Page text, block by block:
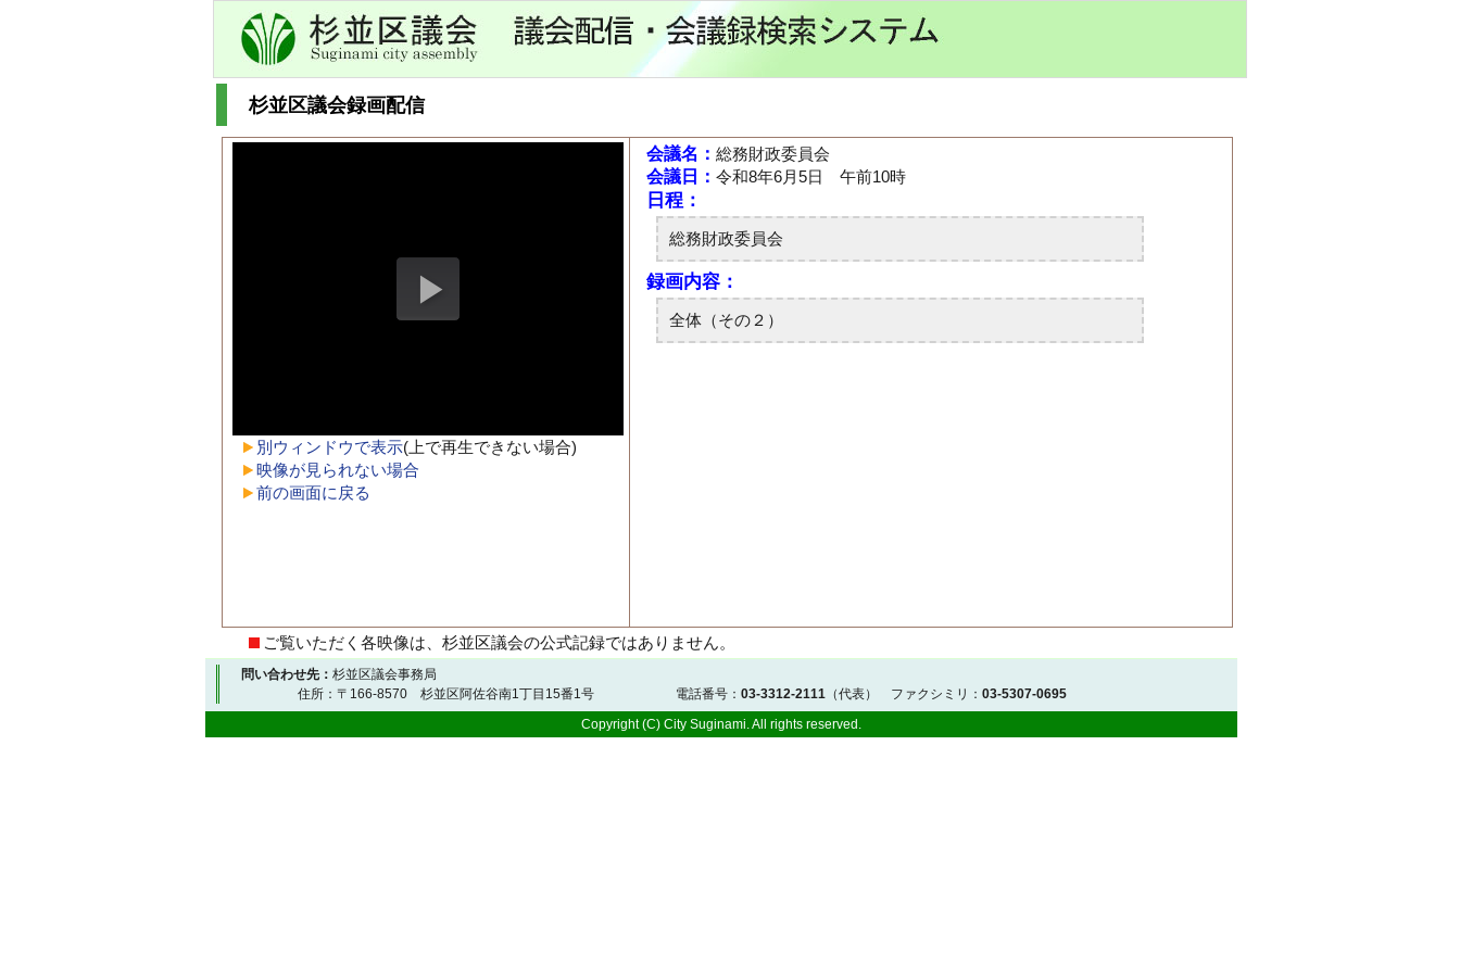
杉並区議会録画配信
別ウィンドウで表示(上で再生できない場合)
映像が見られない場合
前の画面に戻る
会議名：総務財政委員会
会議日：令和8年6月5日 午前10時
ご覧いただく各映像は、杉並区議会の公式記録ではありません。
問い合わせ先： 杉並区議会事務局
住所：〒166-8570 杉並区阿佐谷南1丁目15番1号 電話番号： 03-3312-2111 （代表） ファクシミリ： 03-5307-0695
Copyright (C) City Suginami. All rights reserved.